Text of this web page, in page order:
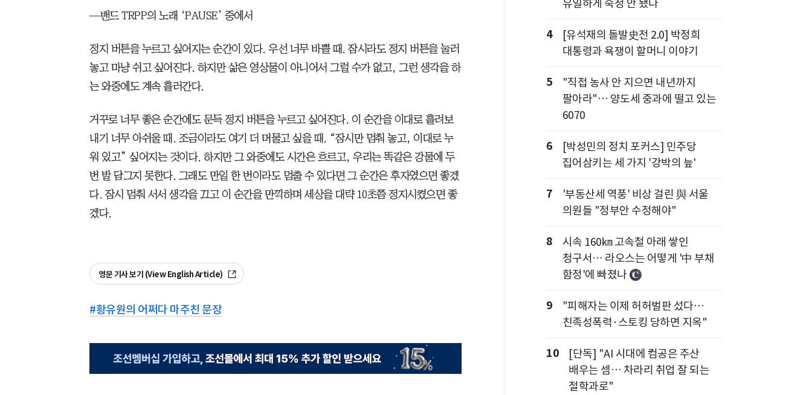
—밴드 TRPP의 노래 ‘PAUSE’ 중에서
정지 버튼을 누르고 싶어지는 순간이 있다. 우선 너무 바쁠 때. 잠시라도 정지 버튼을 눌러
놓고 마냥 쉬고 싶어진다. 하지만 삶은 영상물이 아니어서 그럴 수가 없고, 그런 생각을 하
는 와중에도 계속 흘러간다.
거꾸로 너무 좋은 순간에도 문득 정지 버튼을 누르고 싶어진다. 이 순간을 이대로 흘려보
내기 너무 아쉬울 때. 조금이라도 여기 더 머물고 싶을 때. “잠시만 멈춰 놓고, 이대로 누
워 있고” 싶어지는 것이다. 하지만 그 와중에도 시간은 흐르고, 우리는 똑같은 강물에 두
번 발 담그지 못한다. 그래도 만일 한 번이라도 멈출 수 있다면 그 순간은 후자였으면 좋겠
다. 잠시 멈춰 서서 생각을 끄고 이 순간을 만끽하며 세상을 대략 10초쯤 정지시켰으면 좋
겠다.
영문 기사 보기 (View English Article)
#황유원의 어쩌다 마주친 문장
유일하게 숙청 안 됐다
4
[유석재의 돌발史전 2.0] 박정희
대통령과 욕쟁이 할머니 이야기
5
"직접 농사 안 지으면 내년까지
팔아라"… 양도세 중과에 떨고 있는
6070
6
[박성민의 정치 포커스] 민주당
집어삼키는 세 가지 '강박의 늪'
7
'부동산세 역풍' 비상 걸린 與 서울
의원들 "정부안 수정해야"
8
시속 160㎞ 고속철 아래 쌓인
청구서… 라오스는 어떻게 '中 부채
함정'에 빠졌나
9
"피해자는 이제 허허벌판 섰다…
친족성폭력·스토킹 당하면 지옥"
10
[단독] "AI 시대에 컴공은 주산
배우는 셈… 차라리 취업 잘 되는
철학과로"